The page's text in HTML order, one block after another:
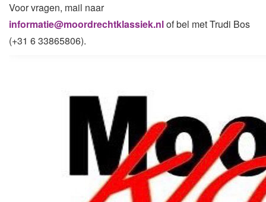
Voor vragen, mail naar
informatie@moordrechtklassiek.nlof bel met Trudi Bos
(+31 6 33865806).